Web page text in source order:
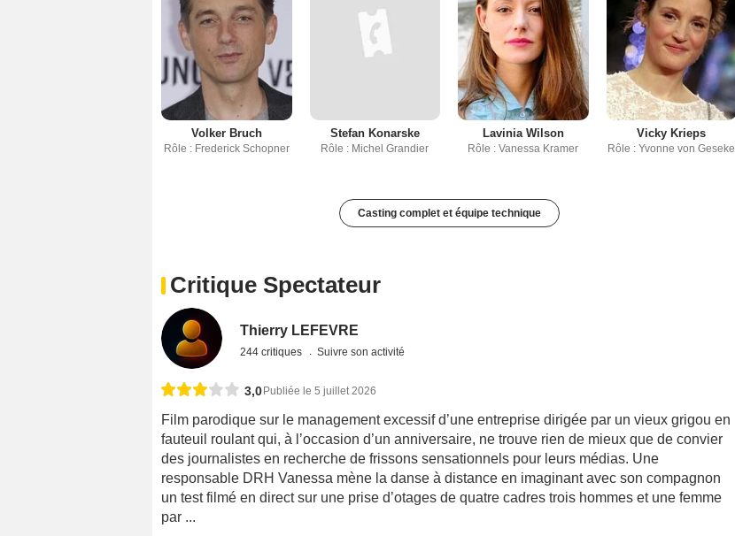
Volker Bruch
Rôle : Frederick Schopner
Stefan Konarske
Rôle : Michel Grandier
Lavinia Wilson
Rôle : Vanessa Kramer
Vicky Krieps
Rôle : Yvonne von Geseke
Casting complet et équipe technique
Critique Spectateur
Thierry LEFEVRE
244 critiques Suivre son activité
3,0Publiée le 5 juillet 2026
Film parodique sur le management excessif d’une entreprise dirigée par un vieux grigou en
fauteuil roulant qui, à l’occasion d’un anniversaire, ne trouve rien de mieux que de convier
des journalistes en recherche de frissons sensationnels pour leurs médias. Une
responsable DRH Vanessa mène la danse à distance en imaginant avec son compagnon
un test filmé en direct sur une prise d’otages de quatre cadres trois hommes et une femme
par ...